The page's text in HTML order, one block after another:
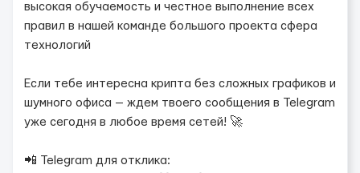
высокая обучаемость и честное выполнение всех
правил в нашей команде большого проекта сфера
технологий
Если тебе интересна крипта без сложных графиков и
шумного офиса — ждем твоего сообщения в Telegram
уже сегодня в любое время сетей! 🚀
📲 Telegram для отклика: